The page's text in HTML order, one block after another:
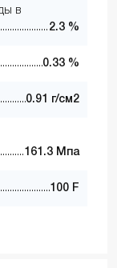
в
2.3 %
0.33 %
0.91 г/см2
161.3 Мпа
100 F